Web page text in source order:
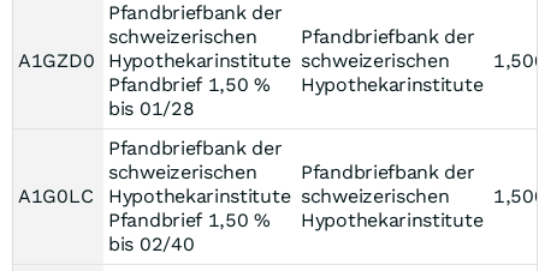
A1GZD0
Pfandbriefbank der
schweizerischen
Hypothekarinstitute
Pfandbrief 1,50 %
bis 01/28
Pfandbriefbank der
schweizerischen
Hypothekarinstitute
A1G0LC
Pfandbriefbank der
schweizerischen
Hypothekarinstitute
Pfandbrief 1,50 %
bis 02/40
Pfandbriefbank der
schweizerischen
Hypothekarinstitute